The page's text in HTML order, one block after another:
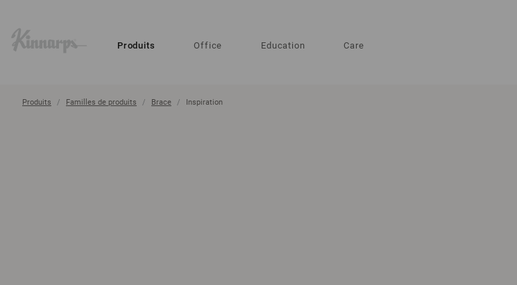
Produits Office Education Care
Produits Familles de produits Brace Inspiration